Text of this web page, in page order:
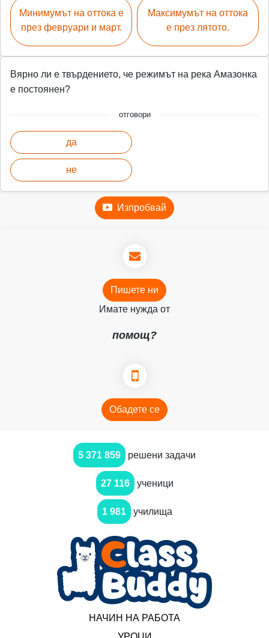
Минимумът на оттока е
през февруари и март.
Максимумът на оттока
е през лятото.
Вярно ли е твърдението, че режимът на река Амазонка
е постоянен?
отговори
да
не
Изпробвай
Пишете ни
Имате нужда от
помощ?
Обадете се
5 371 859 решени задачи
27 116 ученици
1 981 училища
НАЧИН НА РАБОТА